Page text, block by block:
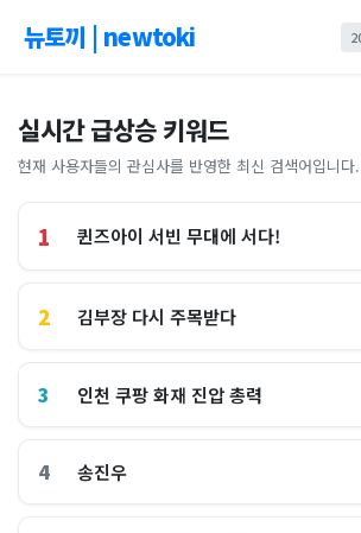
뉴토끼 | newtoki
실시간 급상승 키워드
현재 사용자들의 관심사를 반영한 최신 검색어입니다.
1 퀸즈아이 서빈 무대에 서다!
2 김부장 다시 주목받다
3 인천 쿠팡 화재 진압 총력
4 송진우